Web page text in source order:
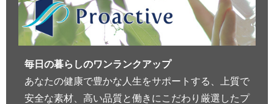
毎日の暮らしのワンランクアップ
あなたの健康で豊かな人生をサポートする、上質で
安全な素材、高い品質と働きにこだわり厳選したプ